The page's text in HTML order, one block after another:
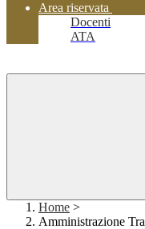
Area riservata
Docenti
ATA
Home >
Amministrazione